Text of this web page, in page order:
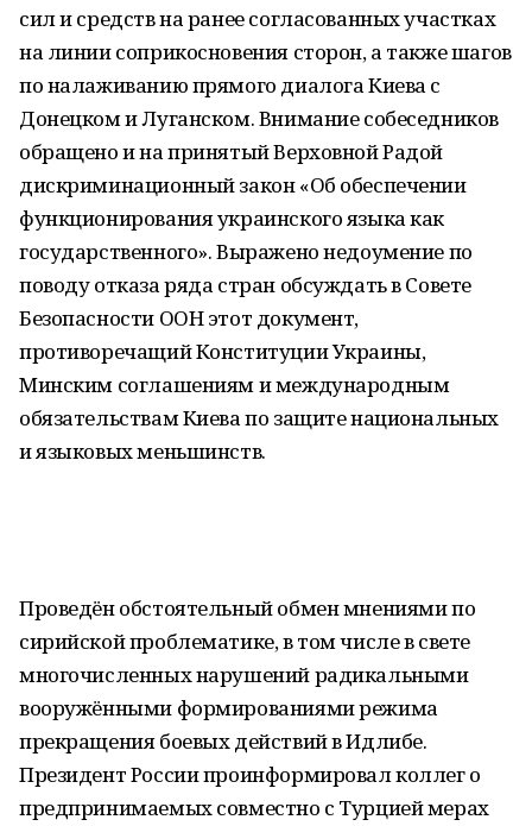
сил и средств на ранее согласованных участках
на линии соприкосновения сторон, а также шагов
по налаживанию прямого диалога Киева с
Донецком и Луганском. Внимание собеседников
обращено и на принятый Верховной Радой
дискриминационный закон «Об обеспечении
функционирования украинского языка как
государственного». Выражено недоумение по
поводу отказа ряда стран обсуждать в Совете
Безопасности ООН этот документ,
противоречащий Конституции Украины,
Минским соглашениям и международным
обязательствам Киева по защите национальных
и языковых меньшинств.
Проведён обстоятельный обмен мнениями по
сирийской проблематике, в том числе в свете
многочисленных нарушений радикальными
вооружёнными формированиями режима
прекращения боевых действий в Идлибе.
Президент России проинформировал коллег о
предпринимаемых совместно с Турцией мерах